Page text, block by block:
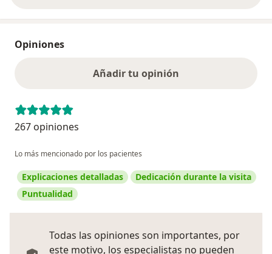
Opiniones
Añadir tu opinión
267 opiniones
Lo más mencionado por los pacientes
Explicaciones detalladas
Dedicación durante la visita
Puntualidad
Todas las opiniones son importantes, por
este motivo, los especialistas no pueden